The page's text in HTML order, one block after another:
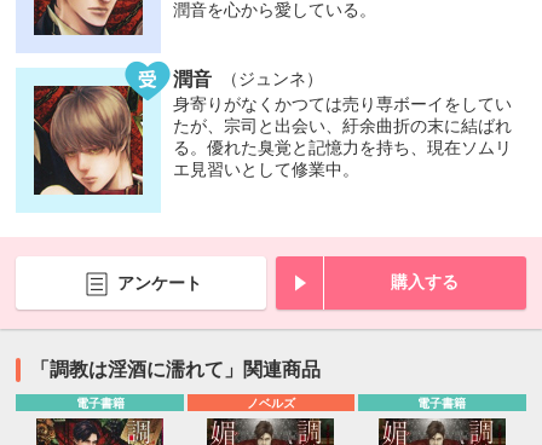
潤音を心から愛している。
潤音
（ジュンネ）
身寄りがなくかつては売り専ボーイをしてい
たが、宗司と出会い、紆余曲折の末に結ばれ
る。優れた臭覚と記憶力を持ち、現在ソムリ
エ見習いとして修業中。
アンケート 購入する
「調教は淫酒に濡れて」関連商品
電子書籍 ノベルズ 電子書籍